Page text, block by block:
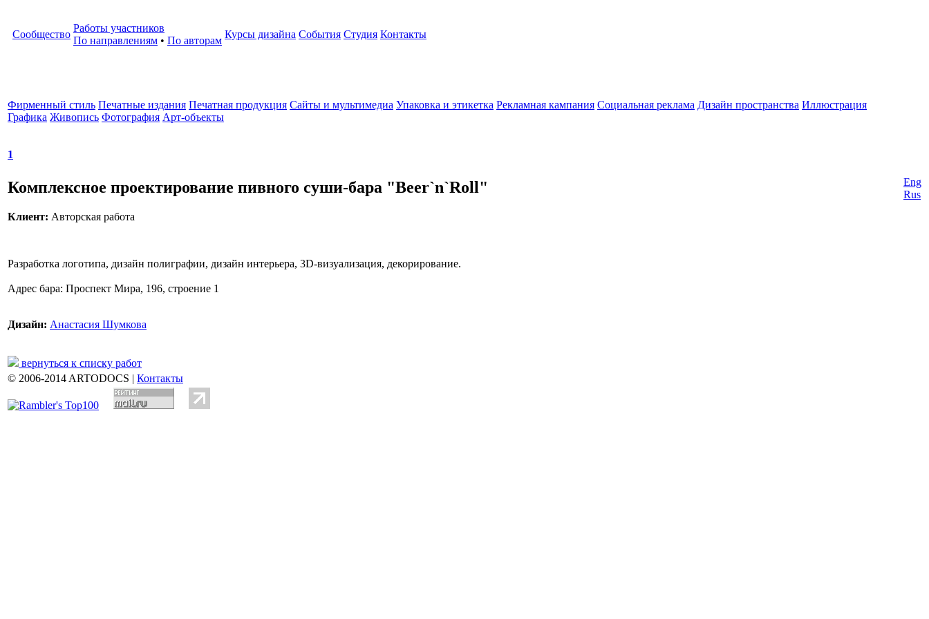
Сообщество
Работы участников
По направлениям • По авторам
Курсы дизайна События Студия Контакты
Фирменный стиль Печатные издания Печатная продукция Cайты и мультимедиа Упаковка и этикетка Рекламная кампания Социальная реклама Дизайн пространства Иллюстрация
Графика Живопись Фотография Арт-объекты
1
Комплексное проектирование пивного суши-бара "Beer`n`Roll"
Клиент: Авторская работа
Разработка логотипа, дизайн полиграфии, дизайн интерьера, 3D-визуализация, декорирование.
Адрес бара: Проспект Мира, 196, строение 1
Дизайн: Анастасия Шумкова
вернуться к списку работ
Eng
Rus
© 2006-2014 ARTODOCS | Контакты